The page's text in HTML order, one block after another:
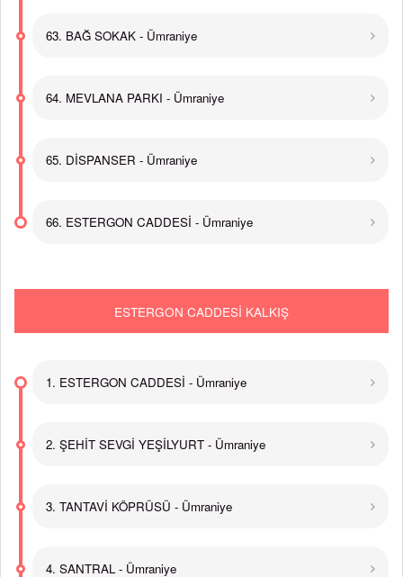
63. BAĞ SOKAK - Ümraniye
64. MEVLANA PARKI - Ümraniye
65. DİSPANSER - Ümraniye
66. ESTERGON CADDESİ - Ümraniye
ESTERGON CADDESİ KALKIŞ
1. ESTERGON CADDESİ - Ümraniye
2. ŞEHİT SEVGİ YEŞİLYURT - Ümraniye
3. TANTAVİ KÖPRÜSÜ - Ümraniye
4. SANTRAL - Ümraniye